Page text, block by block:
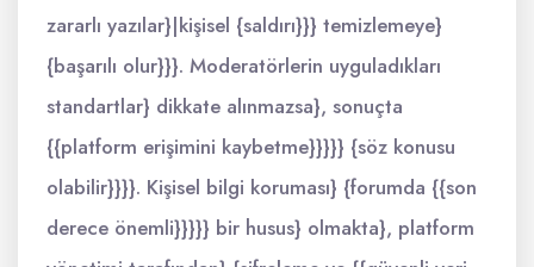
zararlı yazılar}|kişisel {saldırı}}} temizlemeye}
{başarılı olur}}}. Moderatörlerin uyguladıkları
standartlar} dikkate alınmazsa}, sonuçta
{{platform erişimini kaybetme}}}}} {söz konusu
olabilir}}}}. Kişisel bilgi koruması} {forumda {{son
derece önemli}}}}} bir husus} olmakta}, platform